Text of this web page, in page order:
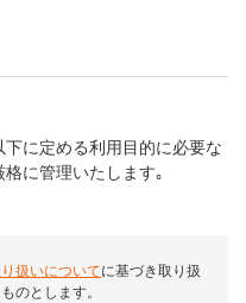
に定める利用目的に必要な
に管理いたします｡
扱いについてに基づき取り扱
のとします。